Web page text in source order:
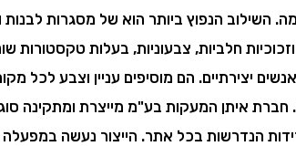
השילוב הנפוץ ביותר הוא של מסגרות
חלביות, צבעוניות, בעלות טקסטורות
יצירתיים. הם מוסיפים עניין וצבע לכל
חברת איתן המעקות בע"מ מייצרת ומתקינה
הנדרשות בכל אתר. הייצור נעשה